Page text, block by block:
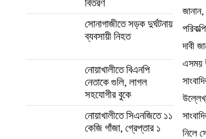
বিতরণ
সোনাগাজীতে সড়ক দুর্ঘটনায়
ব্যবসায়ী নিহত
নোয়াখালীতে বিএনপি
নেতাকে গুলি, লাগল
সহযোগীর বুকে
নোয়াখালীতে সিএনজিতে ১১
কেজি গাঁজা, গ্রেপ্তার ১
দাবী
এসময়
নিলে